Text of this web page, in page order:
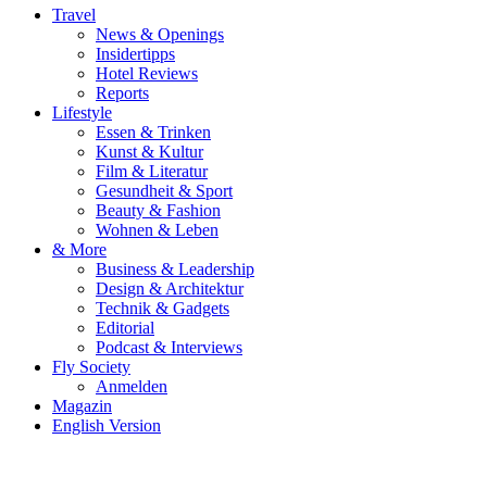
Travel
News & Openings
Insidertipps
Hotel Reviews
Reports
Lifestyle
Essen & Trinken
Kunst & Kultur
Film & Literatur
Gesundheit & Sport
Beauty & Fashion
Wohnen & Leben
& More
Business & Leadership
Design & Architektur
Technik & Gadgets
Editorial
Podcast & Interviews
Fly Society
Anmelden
Magazin
English Version